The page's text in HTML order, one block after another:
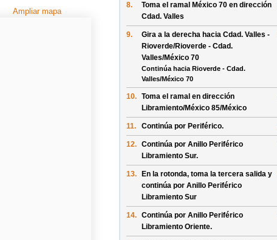
Ampliar mapa
8. Toma el ramal México 70 en dirección
Cdad. Valles
9. Gira a la derecha hacia Cdad. Valles -
Rioverde/Rioverde - Cdad.
Valles/México 70
Continúa hacia Rioverde - Cdad.
Valles/México 70
10. Toma el ramal en dirección
Libramiento/México 85/México
11. Continúa por Periférico.
12. Continúa por Anillo Periférico
Libramiento Sur.
13. En la rotonda, toma la tercera salida y
continúa por Anillo Periférico
Libramiento Sur
14. Continúa por Anillo Periférico
Libramiento Oriente.